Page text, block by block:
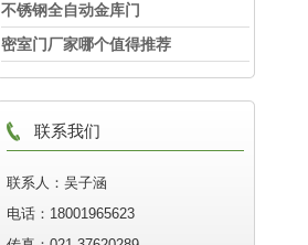
不锈钢全自动金库门
密室门厂家哪个值得推荐
联系我们
联系人：吴子涵
电话：18001965623